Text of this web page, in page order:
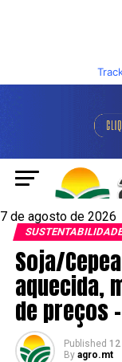
7 de agosto de 2026
Soja/
aquecida,
de preços
Published
By agro.mt